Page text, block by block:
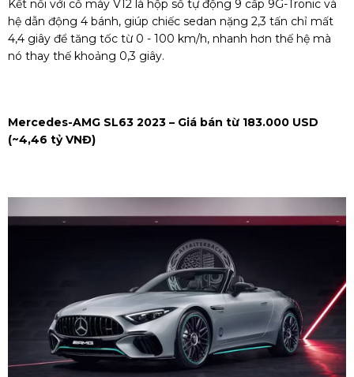
Kết nối với cỗ máy V12 là hộp số tự động 9 cấp 9G-Tronic và
hệ dẫn động 4 bánh, giúp chiếc sedan nặng 2,3 tấn chỉ mất
4,4 giây để tăng tốc từ 0 - 100 km/h, nhanh hơn thế hệ mà
nó thay thế khoảng 0,3 giây.
Mercedes-AMG SL63 2023 – Giá bán từ 183.000 USD
(~4,46 tỷ VNĐ)